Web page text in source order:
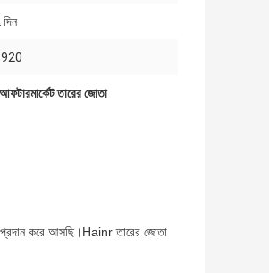
তারের জোতা
প্রদান করে আসছি।Hainr তারের জোতা